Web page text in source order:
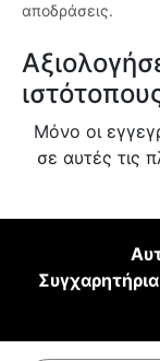
αποδράσεις.
Μόνο οι
σε αυτές τις